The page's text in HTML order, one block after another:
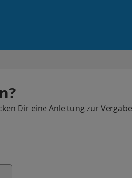
Dir eine Anleitung zur Vergabe